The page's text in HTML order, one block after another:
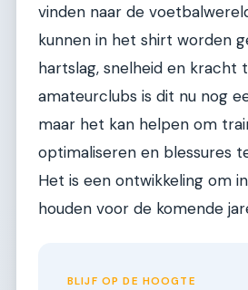
vinden naar de
kunnen in het shirt worden
hartslag, snelheid en kracht
amateurclubs is dit nu nog
maar het kan helpen om
optimaliseren en blessures
Het is een ontwikkeling om
houden voor de komende
BLIJF OP DE HOOGTE